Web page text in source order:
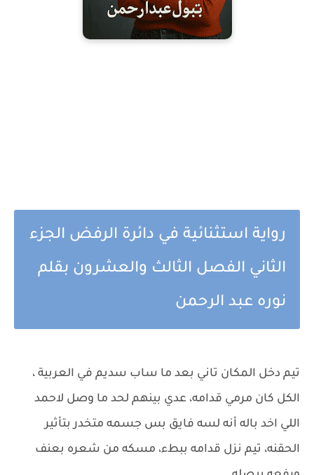
رواية استثنائية في دائرة الرفض الجزء
الثاني الفصل الثالث والعشرون بقلم
نوره عبد الرحمن
تيم دخل المكان تاني بعد ما ساب سديم في العربية ،
الكل كان مرمي قدامه، عدي بينهم لحد ما وصل لاحمد
اللي اخد باله أنه لسه فايق بس جسمه متخدر بتأثير
الحقنه، تيم نزل قدامه ببطء، مسكه من شعره بعنف